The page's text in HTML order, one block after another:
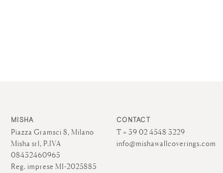
MISHA
Piazza Gramsci 8, Milano
Misha srl, P.IVA
08432460965
Reg. imprese MI-2025885
CONTACT
T + 39 02 4548 3229
info@mishawallcoverings.com